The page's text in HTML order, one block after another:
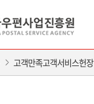
고객만족고객서비스헌장